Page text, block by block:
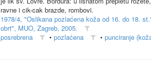
ravne i cik-cak brazde, rombovi.
1978/4, "Oslikana pozlaćena koža od 16. do 18.
obrt", MUO, Zagreb, 2005.
posrebrena • pozlaćena • punciranje